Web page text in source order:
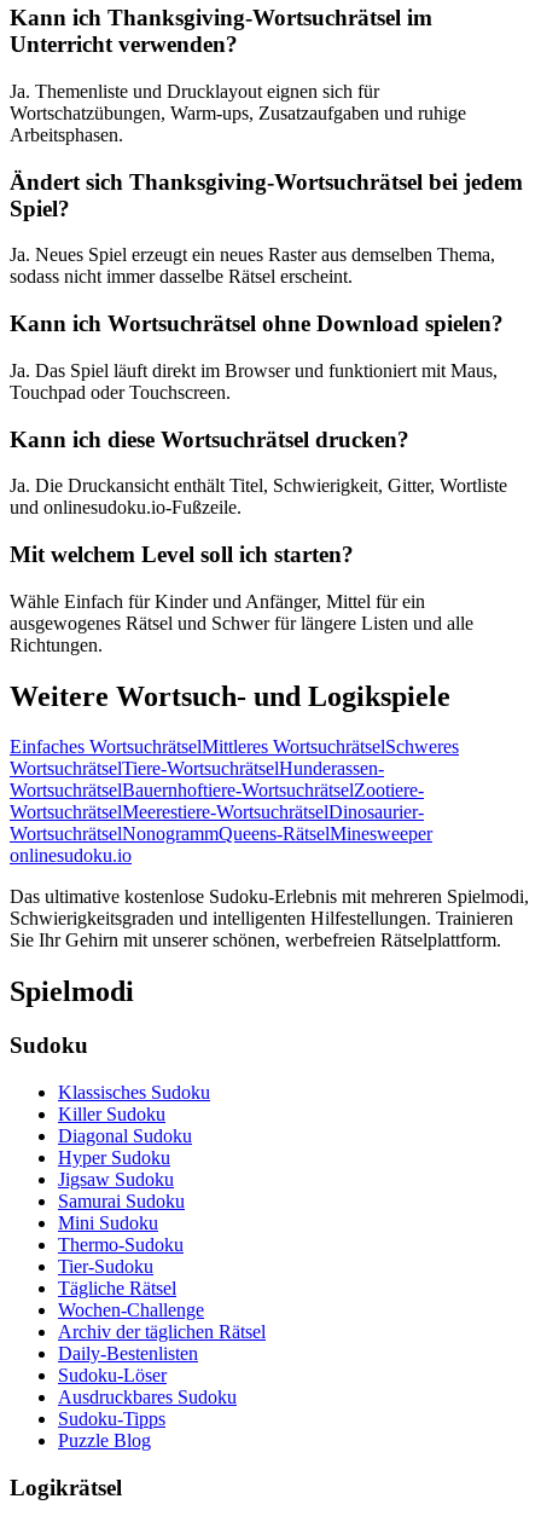
Kann ich Thanksgiving-Wortsuchrätsel im
Unterricht verwenden?
Ja. Themenliste und Drucklayout eignen sich für
Wortschatzübungen, Warm-ups, Zusatzaufgaben und ruhige
Arbeitsphasen.
Ändert sich Thanksgiving-Wortsuchrätsel bei jedem
Spiel?
Ja. Neues Spiel erzeugt ein neues Raster aus demselben Thema,
sodass nicht immer dasselbe Rätsel erscheint.
Kann ich Wortsuchrätsel ohne Download spielen?
Ja. Das Spiel läuft direkt im Browser und funktioniert mit Maus,
Touchpad oder Touchscreen.
Kann ich diese Wortsuchrätsel drucken?
Ja. Die Druckansicht enthält Titel, Schwierigkeit, Gitter, Wortliste
und onlinesudoku.io-Fußzeile.
Mit welchem Level soll ich starten?
Wähle Einfach für Kinder und Anfänger, Mittel für ein
ausgewogenes Rätsel und Schwer für längere Listen und alle
Richtungen.
Weitere Wortsuch- und Logikspiele
Einfaches WortsuchrätselMittleres WortsuchrätselSchweres
WortsuchrätselTiere-WortsuchrätselHunderassen-
WortsuchrätselBauernhoftiere-WortsuchrätselZootiere-
WortsuchrätselMeerestiere-WortsuchrätselDinosaurier-
WortsuchrätselNonogrammQueens-RätselMinesweeper
onlinesudoku.io
Das ultimative kostenlose Sudoku-Erlebnis mit mehreren Spielmodi,
Schwierigkeitsgraden und intelligenten Hilfestellungen. Trainieren
Sie Ihr Gehirn mit unserer schönen, werbefreien Rätselplattform.
Spielmodi
Sudoku
Klassisches Sudoku
Killer Sudoku
Diagonal Sudoku
Hyper Sudoku
Jigsaw Sudoku
Samurai Sudoku
Mini Sudoku
Thermo-Sudoku
Tier-Sudoku
Tägliche Rätsel
Wochen-Challenge
Archiv der täglichen Rätsel
Daily-Bestenlisten
Sudoku-Löser
Ausdruckbares Sudoku
Sudoku-Tipps
Puzzle Blog
Logikrätsel